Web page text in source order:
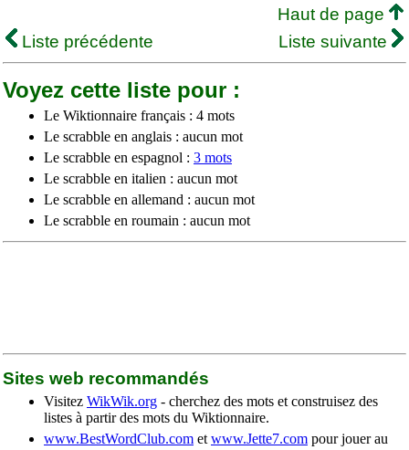
Haut de page
Liste précédente
Liste suivante
Voyez cette liste pour :
Le Wiktionnaire français : 4 mots
Le scrabble en anglais : aucun mot
Le scrabble en espagnol : 3 mots
Le scrabble en italien : aucun mot
Le scrabble en allemand : aucun mot
Le scrabble en roumain : aucun mot
Sites web recommandés
Visitez WikWik.org - cherchez des mots et construisez des
listes à partir des mots du Wiktionnaire.
www.BestWordClub.com et www.Jette7.com pour jouer au